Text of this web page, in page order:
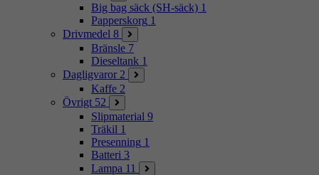
Big bag säck (SH-säck) 1
Papperskorg 1
Drivmedel 8
Bränsle 7
Dieseltank 1
Dagligvaror 2
Kaffe 2
Övrigt 52
Slipmaterial 9
Träkil 1
Presenning 1
Batteri 3
Lampa 11